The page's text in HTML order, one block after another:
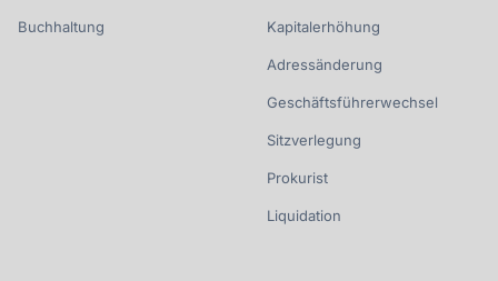
Buchhaltung Kapitalerhöhung
Adressänderung
Geschäftsführerwechsel
Sitzverlegung
Prokurist
Liquidation